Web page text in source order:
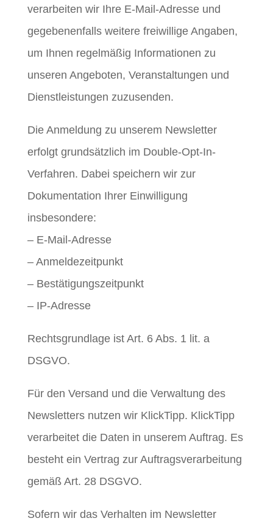
verarbeiten wir Ihre E-Mail-Adresse und
gegebenenfalls weitere freiwillige Angaben,
um Ihnen regelmäßig Informationen zu
unseren Angeboten, Veranstaltungen und
Dienstleistungen zuzusenden.
Die Anmeldung zu unserem Newsletter
erfolgt grundsätzlich im Double-Opt-In-
Verfahren. Dabei speichern wir zur
Dokumentation Ihrer Einwilligung
insbesondere:
– E-Mail-Adresse
– Anmeldezeitpunkt
– Bestätigungszeitpunkt
– IP-Adresse
Rechtsgrundlage ist Art. 6 Abs. 1 lit. a
DSGVO.
Für den Versand und die Verwaltung des
Newsletters nutzen wir KlickTipp. KlickTipp
verarbeitet die Daten in unserem Auftrag. Es
besteht ein Vertrag zur Auftragsverarbeitung
gemäß Art. 28 DSGVO.
Sofern wir das Verhalten im Newsletter